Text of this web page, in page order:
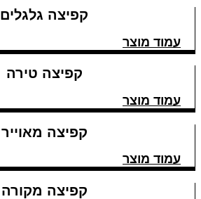
קפיצה גלגלים
עמוד מוצר
קפיצה טירה
עמוד מוצר
קפיצה מאוייר
עמוד מוצר
קפיצה מקורה